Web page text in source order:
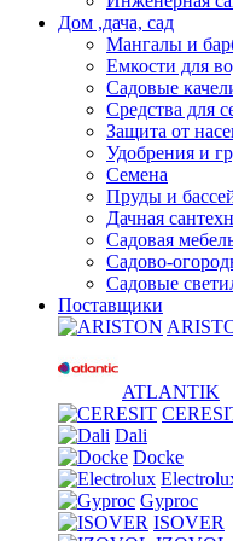
Дом ,дача, сад
Мангалы и
Емкости для
Садовые
Средства для
Защита от
Удобрения и
Семена
Пруды и
Дачная
Садовая
Садово-
Садовые
Поставщики
ATLANTIK
Dali
Docke
Gyproc
ISOVER